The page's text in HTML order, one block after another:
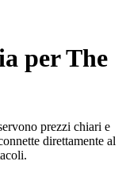
per The
prezzi chiari e
direttamente al